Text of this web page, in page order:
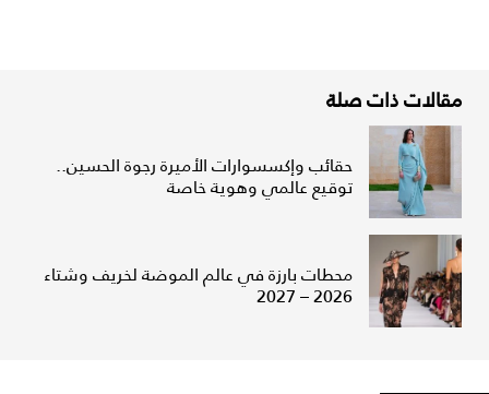
مقالات ذات صلة
حقائب وإكسسوارات الأميرة رجوة الحسين..
توقيع عالمي وهوية خاصة
محطات بارزة في عالم الموضة لخريف وشتاء
2026 – 2027